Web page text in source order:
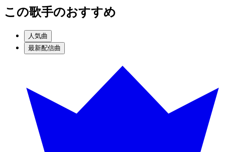
この歌手のおすすめ
人気曲
最新配信曲